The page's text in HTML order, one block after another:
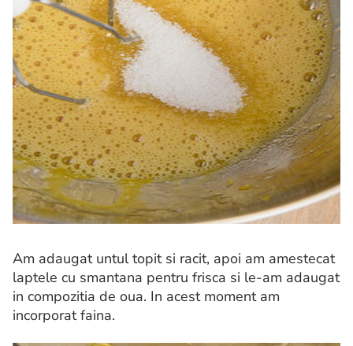
Am adaugat untul topit si racit, apoi am amestecat
laptele cu smantana pentru frisca si le-am adaugat
in compozitia de oua. In acest moment am
incorporat faina.